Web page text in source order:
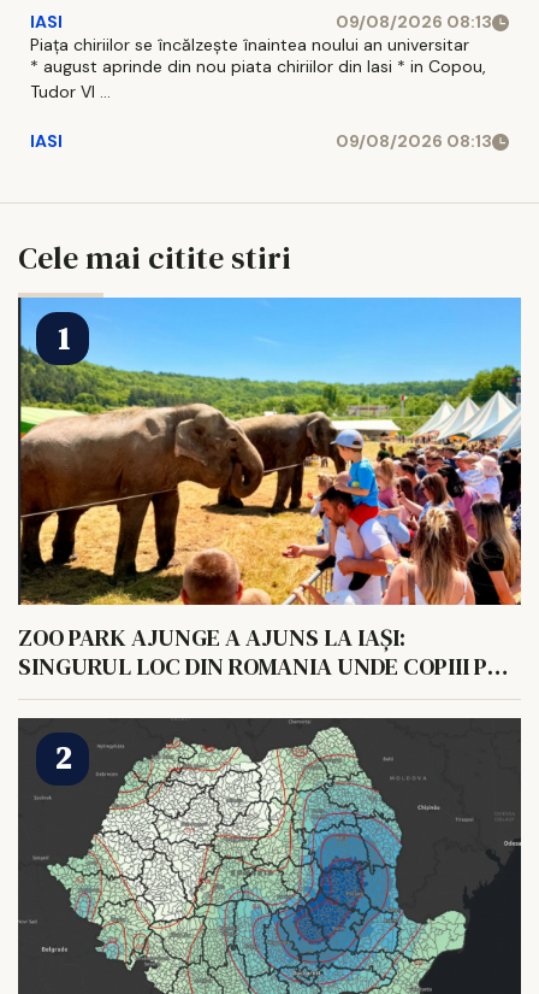
IASI
09/08/2026 08:13
Piața chiriilor se încălzește înaintea noului an universitar
* august aprinde din nou piata chiriilor din Iasi * in Copou,
Tudor Vl ...
IASI 09/08/2026 08:13
Cele mai citite stiri
ZOO PARK AJUNGE A AJUNS LA IAȘI:
SINGURUL LOC DIN ROMANIA UNDE COPIII POT
HRANI UN ELEFANT